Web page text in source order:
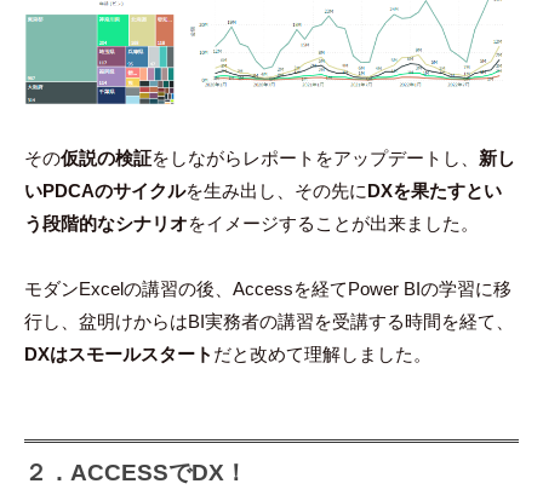
その仮説の検証をしながらレポートをアップデートし、 新し
いPDCAのサイクルを生み出し、その先にDXを果たすとい
う段階的なシナリオをイメージすることが出来ました。
モダンExcelの講習の後、Accessを経てPower BIの学習に移
行し、盆明けからはBI実務者の講習を受講する時間を経て、
DXはスモールスタート だと改めて理解しました。
２．ACCESSでDX！